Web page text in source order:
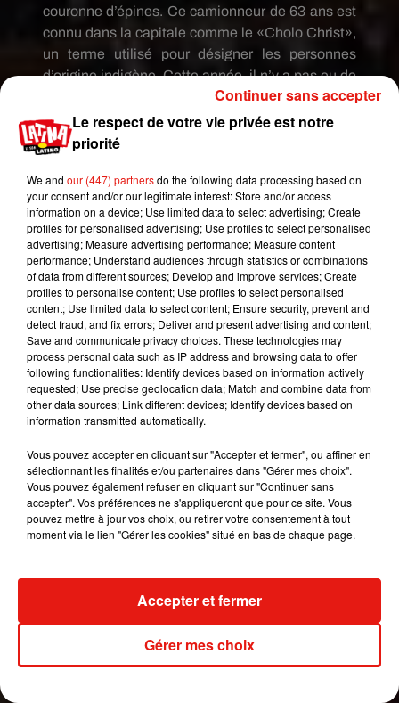
couronne d’épines. Ce camionneur de 63 ans est
connu dans la capitale comme le «Cholo Christ»,
un terme utilisé pour désigner les personnes
d’origine indigène. Cette année, il n’y a pas eu de
procession de Pâques en raison de la pandémie
de coronavirus, ce qui a permis à Julio Mario
Valencia de mener campagne. Par
Jésus a été crucifié) lui a été attribué. Vêtu d’une
tunique blanche, les manches peintes en rouge
pour ressembler à du sang, Julio Mario Valencia
se présente comme« un disciple de Dieu chargé
de nettoyer notre maison nationale, le Parlement
»qui, selon lui, a été pris en otage par les seuls
intérêts économiques.
Gahela Cari, 28 ans, cherche à devenir la
première parlementaire transgenre du Pérou.
Vêtue d’un chemisier, d’une jupe et d’un chapeau
à larges bords typiques des femmes andines, elle
affirme qu’elle se présente pour apporter un
changement social radical à une société dans
laquelle elle a subi de nombreuses brimades,
voire des violences. Les insultes sont venues des
rangs des autres candidats, affirme Gahela Cari, à
l’AFP, qui se dit« blessée »par l’autorité
son prénom masculin. Si elle est élue, elle se
« une société égalitaire, sans
Milagros Juarez, 31 ans,elle,
Asuka Langley, un personnage du manga
Le respect de votre vie privée est notre
priorité
We and our (447) partnersdo the following data processing based on
your consent and/or our legitimate interest: Store and/or access
information on a device; Use limited data to select advertising; Create
profiles for personalised advertising; Use profiles to select personalised
advertising; Measure advertising performance; Measure content
performance; Understand audiences through statistics or combinations
of data from different sources; Develop and improve services; Create
profiles to personalise content; Use profiles to select personalised
content; Use limited data to select content; Ensure security, prevent and
detect fraud, and fix errors; Deliver and present advertising and content;
Save and communicate privacy choices. These technologies may
process personal data such as IP address and browsing data to offer
following functionalities: Identify devices based on information actively
requested; Use precise geolocation data; Match and combine data from
other data sources; Link different devices; Identify devices based on
information transmitted automatically.
Vous pouvez accepter en cliquant sur "Accepter et fermer", ou affiner en
sélectionnant les finalités et/ou partenaires dans "Gérer mes choix".
Vous pouvez également refuser en cliquant sur "Continuer sans
accepter". Vos préférences ne s'appliqueront que pour ce site. Vous
pouvez mettre à jour vos choix, ou retirer votre consentement à tout
moment via le lien "Gérer les cookies" situé en bas de chaque page.
Gérer mes choix
Accepter et fermer
Continuer sans accepter